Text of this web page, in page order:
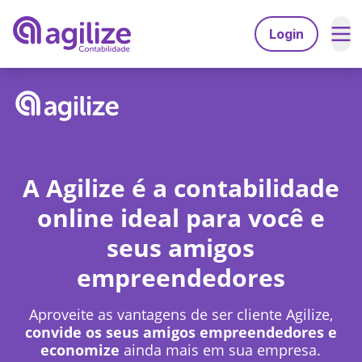
Login
Migrar de MEI para ME
Agilize Unique
Contabilidade especializada em:
Desenvolvedores
Médicos
Psicólogos
Consultores
Advogados
Recursos
Ferramentas
Calculdadora CLTxPJ
Consulta de CNAEs
Gerador de invoice
Explore
Perguntas Frequentes
A Agilize
A Agilize é confiável
Depoimentos de clientes
Faça parte do time Agilize
A Agilize é a contabilidade
online ideal para você e
seus amigos
empreendedores
Aproveite as vantagens de ser cliente Agilize,
convide os seus amigos empreendedores e
economize ainda mais em sua empresa.